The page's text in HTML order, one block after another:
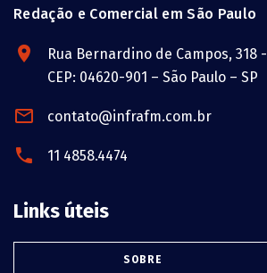
Redação e Comercial em São Paulo
Rua Bernardino de Campos, 318 -
CEP: 04620-901 – São Paulo – SP
contato@infrafm.com.br
11 4858.4474
Links úteis
SOBRE